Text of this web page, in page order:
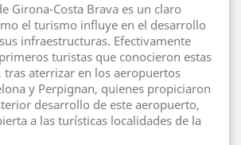
Girona-Costa Brava es un claro
el turismo influye en el desarrollo
infraestructuras. Efectivamente
turistas que conocieron estas
tras aterrizar en los aeropuertos
y Perpignan, quienes propiciaron
desarrollo de este aeropuerto,
a las turísticas localidades de la